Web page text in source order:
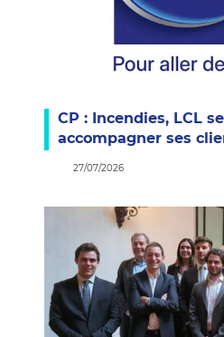
CP : Incendies, LCL
accompagner ses
27/07/2026